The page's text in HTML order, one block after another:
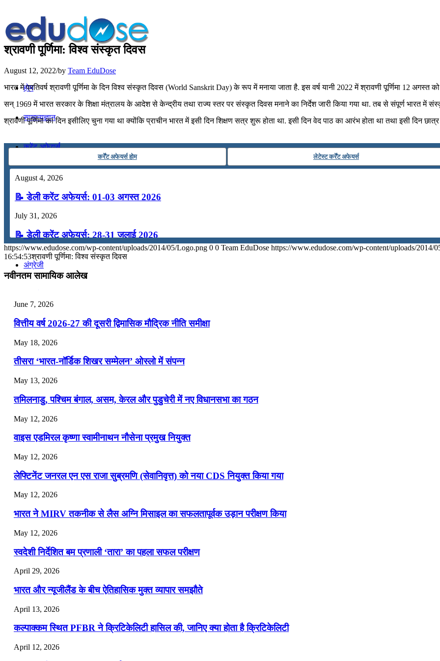
होम
सामान्यज्ञान
करेंट अफेयर्स
गणित
कंप्यूटर
अंग्रेजी
टुडेज जीके
श्रावणी पूर्णिमा: विश्व संस्कृत दिवस
August 12, 2022/by Team EduDose
भारत में प्रतिवर्ष श्रावणी पूर्णिमा के दिन विश्व संस्कृत दिवस (World Sanskrit Day) के रूप में मनाया जाता है. इस वर्ष यानी 2022 में श्रावणी पूर्णिमा 12 अगस्त
सन् 1969 में भारत सरकार के शिक्षा मंत्रालय के आदेश से केन्द्रीय तथा राज्य स्तर पर संस्कृत दिवस मनाने का निर्देश जारी किया गया था. तब से संपूर्ण भारत में
श्रावणी पूर्णिमा का दिन इसीलिए चुना गया था क्योंकि प्राचीन भारत में इसी दिन शिक्षण सत्र शुरू होता था. इसी दिन वेद पाठ का आरंभ होता था तथा इसी दिन
कर्रेंट अफेयर्स होम लेटेस्ट कर्रेंट अफेयर्स
August 4, 2026
📝 डेली करेंट अफेयर्स: 01-03 अगस्त 2026
July 31, 2026
📝 डेली करेंट अफेयर्स: 28-31 जुलाई 2026
July 28, 2026
📝 डेली करेंट अफेयर्स: 25-27 जुलाई 2026
July 25, 2026
📝 डेली करेंट अफेयर्स: 22-24 जुलाई 2026
July 22, 2026
📝 डेली करेंट अफेयर्स: 19-21 जुलाई 2026
July 19, 2026
📝 डेली करेंट अफेयर्स: 16-18 जुलाई 2026
July 16, 2026
📝 डेली करेंट अफेयर्स: 13-15 जुलाई 2026
https://www.edudose.com/wp-content/uploads/2014/05/Logo.png 0 0 Team EduDose https://www.edudose.com/wp-content/uploads/2014/
16:54:53श्रावणी पूर्णिमा: विश्व संस्कृत दिवस
नवीनतम सामायिक आलेख
June 7, 2026
वित्तीय वर्ष 2026-27 की दूसरी द्विमासिक मौद्रिक नीति समीक्षा
May 18, 2026
तीसरा ‘भारत-नॉर्डिक शिखर सम्मेलन’ ओस्लो में संपन्न
May 13, 2026
तमिलनाडु, पश्चिम बंगाल, असम, केरल और पुडुचेरी में नए विधानसभा का गठन
May 12, 2026
वाइस एडमिरल कृष्णा स्वामीनाथन नौसेना प्रमुख नियुक्त
May 12, 2026
लेफ्टिनेंट जनरल एन एस राजा सुब्रमणि (सेवानिवृत्त) को नया CDS नियुक्त किया गया
May 12, 2026
भारत ने MIRV तकनीक से लैस अग्नि मिसाइल का सफलतापूर्वक उड़ान परीक्षण किया
May 12, 2026
स्वदेशी निर्देशित बम प्रणाली ‘तारा’ का पहला सफल परीक्षण
April 29, 2026
भारत और न्यूजीलैंड के बीच ऐतिहासिक मुक्त व्यापार समझौते
April 13, 2026
कल्पाक्कम स्थित PFBR ने क्रिटिकेलिटी हासिल की, जानिए क्या होता है क्रिटिकेलिटी
April 12, 2026